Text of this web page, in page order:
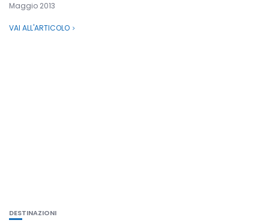
Maggio 2013
VAI ALL'ARTICOLO
DESTINAZIONI